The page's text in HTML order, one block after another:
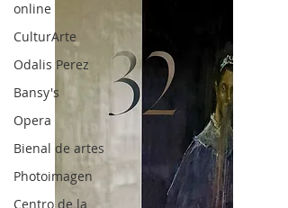
online
CulturArte
Odalis Perez
Bansy's
Opera
Bienal de artes
Photoimagen
Centro de la